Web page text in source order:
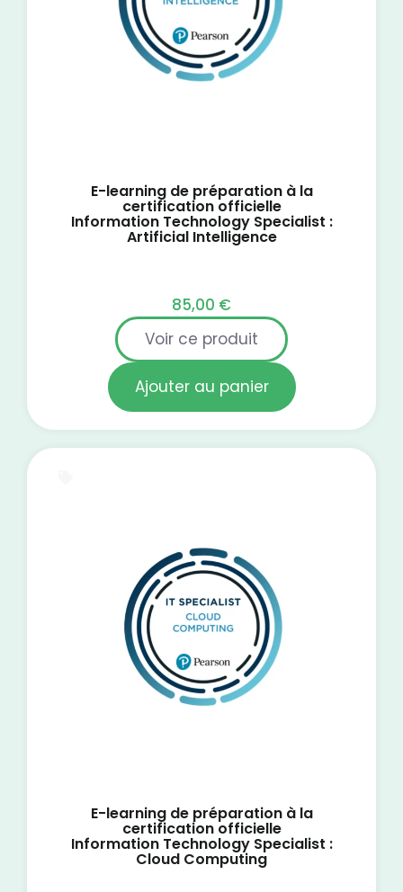
E-learning de préparation à la
certification officielle
Information Technology Specialist :
Artificial Intelligence
85,00 €
Voir ce produit
Ajouter au panier
E-learning de préparation à la
certification officielle
Information Technology Specialist :
Cloud Computing